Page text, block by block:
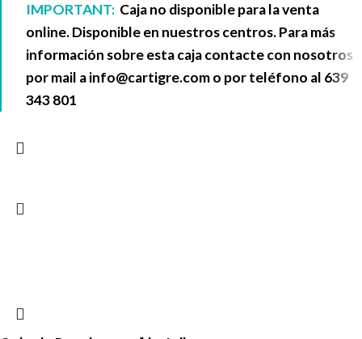
IMPORTANT: Caja no disponible para la venta
online. Disponible en nuestros centros. Para más
información sobre esta caja contacte con nosotros
por mail ainfo@cartigre.como por teléfono al 639
343 801